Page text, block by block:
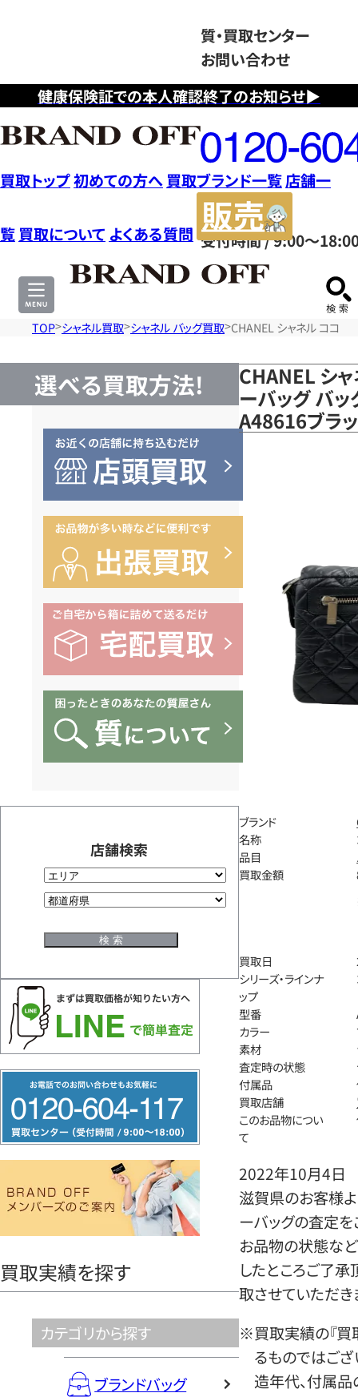
健康保険証での本人確認終了のお知らせ▶
質・買取センター
お問い合わせ
フ
リ
ー
ダ
イ
ヤ
ル
0120604117
受付時間 / 9:00～
買取トップ初めての方へ 買取ブランド一覧店舗一
覧 買取について よくある質問
サ
TOP シャネル買取 シャネル バッグ買取 CHANEL シャネル コココ
選べる買取方法!
店舗検索
リ
ー
ヤ
買取実績を探す
カテゴリから探す
ブランドバッグ
CHANEL シ
ーバッグ バ
A48616ブラ
ブランド
名称
品目
買取金額
買取日
シリーズ・ラインナ
ップ
型番
カラー
素材
査定時の状態
付属品
買取店舗
このお品物につい
て
2022年10月4日
滋賀県のお客様
ーバッグの査定を
お品物の状態など
したところご了
取させていただき
※買取実績の『買
るものではござ
造年代、付属品